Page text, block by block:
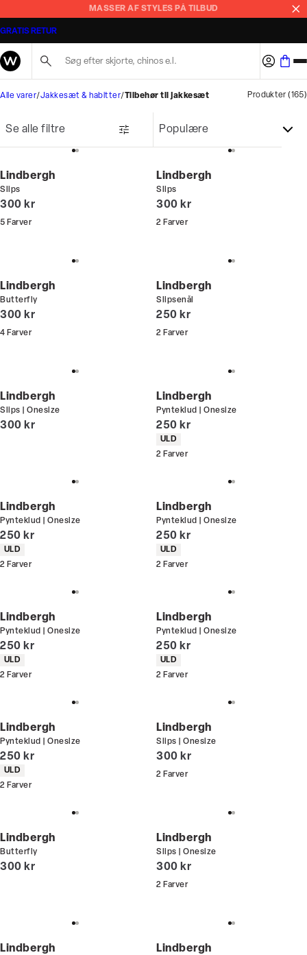
MASSER AF STYLES PÅ TILBUD
GRATIS RETUR
Alle varer Jakkesæt & habitter Tilbehør til jakkesæt Produkter (165)
Se alle filtre
Lindbergh
Slips
I alt (inkl. rabat)
300 kr
5 Farver
Lindbergh
Slips
I alt (inkl. rabat)
300 kr
2 Farver
Lindbergh
Butterfly
I alt (inkl. rabat)
300 kr
4 Farver
Lindbergh
Slipsenål
I alt (inkl. rabat)
250 kr
2 Farver
Lindbergh
Slips | Onesize
I alt (inkl. rabat)
300 kr
Lindbergh
Pynteklud | Onesize
I alt (inkl. rabat)
250 kr
Produkt egenskaber
ULD
2 Farver
Lindbergh
Pynteklud | Onesize
I alt (inkl. rabat)
250 kr
Produkt egenskaber
ULD
2 Farver
Lindbergh
Pynteklud | Onesize
I alt (inkl. rabat)
250 kr
Produkt egenskaber
ULD
2 Farver
Lindbergh
Pynteklud | Onesize
I alt (inkl. rabat)
250 kr
Produkt egenskaber
ULD
2 Farver
Lindbergh
Pynteklud | Onesize
I alt (inkl. rabat)
250 kr
Produkt egenskaber
ULD
2 Farver
Lindbergh
Pynteklud | Onesize
I alt (inkl. rabat)
250 kr
Produkt egenskaber
ULD
2 Farver
Lindbergh
Slips | Onesize
I alt (inkl. rabat)
300 kr
2 Farver
Lindbergh
Butterfly
I alt (inkl. rabat)
300 kr
Lindbergh
Slips | Onesize
I alt (inkl. rabat)
300 kr
2 Farver
Lindbergh Lindbergh